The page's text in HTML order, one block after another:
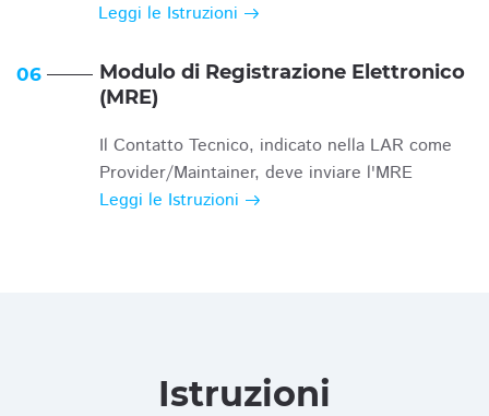
Leggi le Istruzioni
06
Modulo di Registrazione Elettronico
(MRE)
Il Contatto Tecnico, indicato nella LAR come
Provider/Maintainer, deve inviare l'MRE
Leggi le Istruzioni
Istruzioni